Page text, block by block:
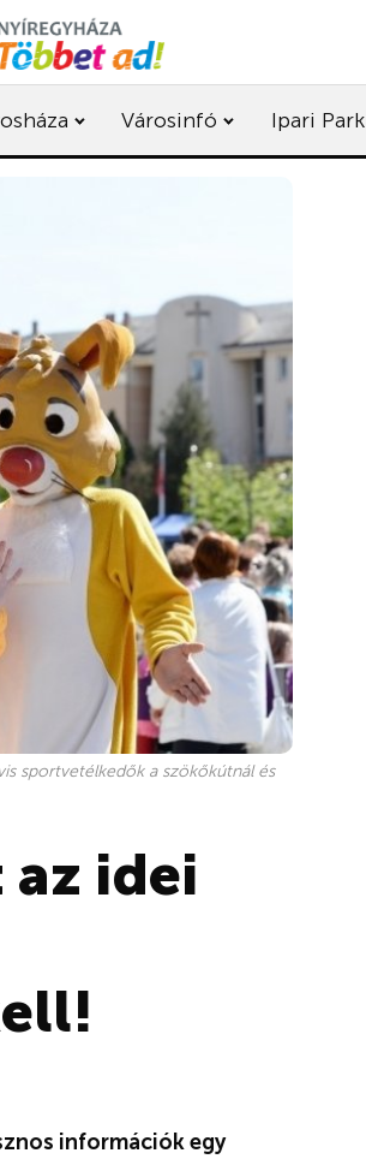
Városinfó Ipari Park
sportvetélkedők a szökőkútnál és
idei
információk egy